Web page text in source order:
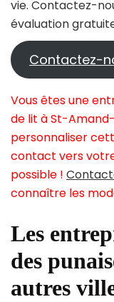
vie. Contactez-
évaluation
Contactez-
Vous êtes une
de lit à St-
personnaliser
contact vers
possible !
connaître les
Les
des
autres